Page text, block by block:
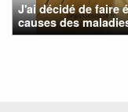
J'ai décidé de faire
causes des